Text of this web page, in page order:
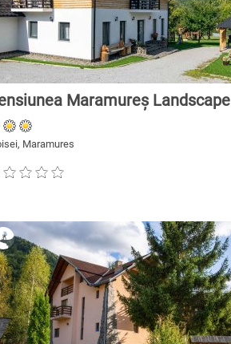
Maramureș Landscape
Maramures